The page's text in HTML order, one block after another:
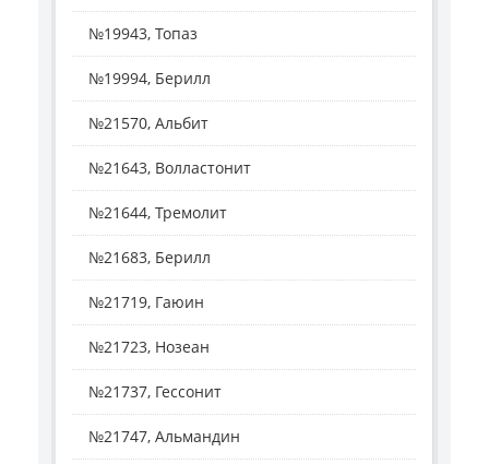
№19943, Топаз
№19994, Берилл
№21570, Альбит
№21643, Волластонит
№21644, Тремолит
№21683, Берилл
№21719, Гаюин
№21723, Нозеан
№21737, Гессонит
№21747, Альмандин